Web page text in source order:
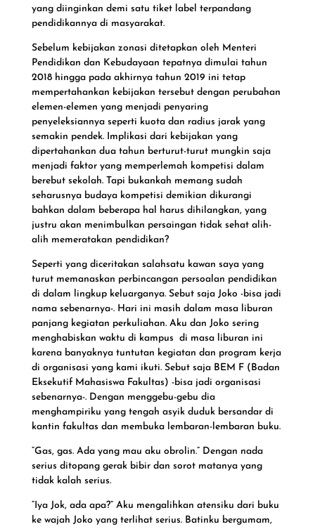
yang diinginkan demi satu tiket label terpandang
pendidikannya di masyarakat.
Sebelum kebijakan zonasi ditetapkan oleh Menteri
Pendidikan dan Kebudayaan tepatnya dimulai tahun
2018 hingga pada akhirnya tahun 2019 ini tetap
mempertahankan kebijakan tersebut dengan perubahan
elemen-elemen yang menjadi penyaring
penyeleksiannya seperti kuota dan radius jarak yang
semakin pendek. Implikasi dari kebijakan yang
dipertahankan dua tahun berturut-turut mungkin saja
menjadi faktor yang memperlemah kompetisi dalam
berebut sekolah. Tapi bukankah memang sudah
seharusnya budaya kompetisi demikian dikurangi
bahkan dalam beberapa hal harus dihilangkan, yang
justru akan menimbulkan persaingan tidak sehat alih-
alih memeratakan pendidikan?
Seperti yang diceritakan salahsatu kawan saya yang
turut memanaskan perbincangan persoalan pendidikan
di dalam lingkup keluarganya. Sebut saja Joko -bisa jadi
nama sebenarnya-. Hari ini masih dalam masa liburan
panjang kegiatan perkuliahan. Aku dan Joko sering
menghabiskan waktu di kampus di masa liburan ini
karena banyaknya tuntutan kegiatan dan program kerja
di organisasi yang kami ikuti. Sebut saja BEM F (Badan
Eksekutif Mahasiswa Fakultas) -bisa jadi organisasi
sebenarnya-. Dengan menggebu-gebu dia
menghampiriku yang tengah asyik duduk bersandar di
kantin fakultas dan membuka lembaran-lembaran buku.
“Gas, gas. Ada yang mau aku obrolin.” Dengan nada
serius ditopang gerak bibir dan sorot matanya yang
tidak kalah serius.
“Iya Jok, ada apa?” Aku mengalihkan atensiku dari buku
ke wajah Joko yang terlihat serius. Batinku bergumam,